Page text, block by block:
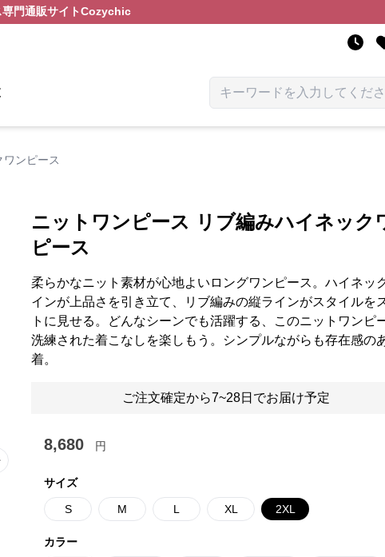
専門通販サイトCozychic
ワンピース
slide
ニットワンピース リブ編みハイネック
ピース
柔らかなニット素材が心地よいロングワンピース。ハイネッ
インが上品さを引き立て、リブ編みの縦ラインがスタイルを
トに見せる。どんなシーンでも活躍する、このニットワンピ
洗練された着こなしを楽しもう。シンプルながらも存在感の
着。
ご注文確定から7~28日でお届け予定
8,680 円
サイズ
S M L XL 2XL
カラー